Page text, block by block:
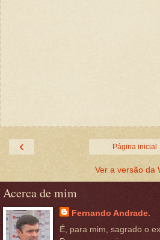
‹ Página inicial
Ver a versão da
Acerca de mim
Fernando Andrade.
É, para mim, sagrado o